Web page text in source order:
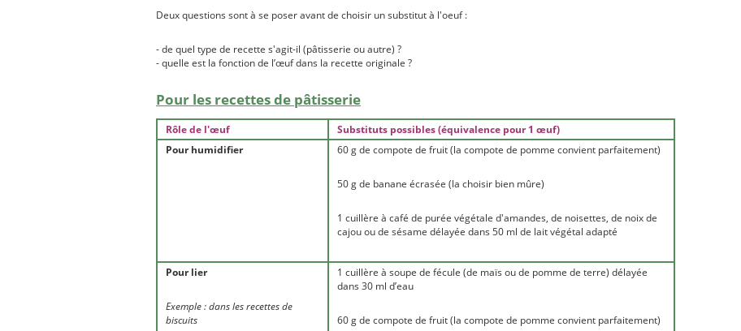
Deux questions sont à se poser avant de choisir un substitut à l'oeuf :
- de quel type de recette s'agit-il (pâtisserie ou autre) ?
- quelle est la fonction de l’œuf dans la recette originale ?
Pour les recettes de pâtisserie
Rôle de l'œuf
Substituts possibles (équivalence pour 1 œuf)
Pour humidifier
60 g de compote de fruit (la compote de pomme convient parfaitement)
50 g de banane écrasée (la choisir bien mûre)
1 cuillère à café de purée végétale d'amandes, de noisettes, de noix de
cajou ou de sésame délayée dans 50 ml de lait végétal adapté
Pour lier
Exemple : dans les recettes de
biscuits
1 cuillère à soupe de fécule (de maïs ou de pomme de terre) délayée
dans 30 ml d’eau
60 g de compote de fruit (la compote de pomme convient parfaitement)